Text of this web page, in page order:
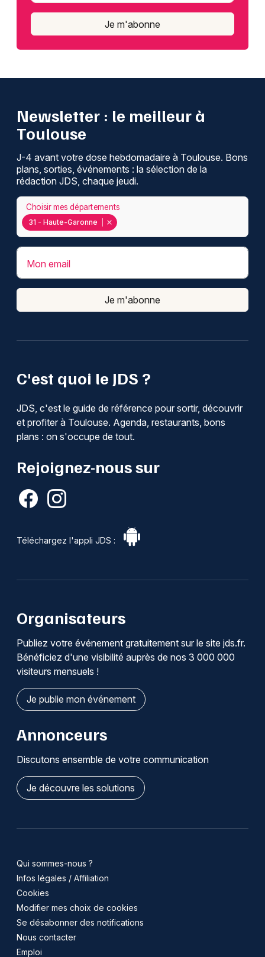
Je m'abonne
C'est quoi le JDS ?
JDS, c'est le guide de référence pour sortir, découvrir
et profiter à Toulouse. Agenda, restaurants, bons
plans : on s'occupe de tout.
Rejoignez-nous sur
Téléchargez l'appli JDS :
Newsletter : le meilleur à
Toulouse
J-4 avant votre dose hebdomadaire à Toulouse. Bons
plans, sorties, événements : la sélection de la
rédaction JDS, chaque jeudi.
31 - Haute-Garonne
Choisir mes départements
Mon email
Je m'abonne
Organisateurs
Publiez votre événement gratuitement sur le site jds.fr.
Bénéficiez d'une visibilité auprès de nos 3 000 000
visiteurs mensuels !
Je publie mon événement
Annonceurs
Discutons ensemble de votre communication
Je découvre les solutions
Qui sommes-nous ?
Infos légales / Affiliation
Cookies
Modifier mes choix de cookies
Se désabonner des notifications
Nous contacter
Emploi